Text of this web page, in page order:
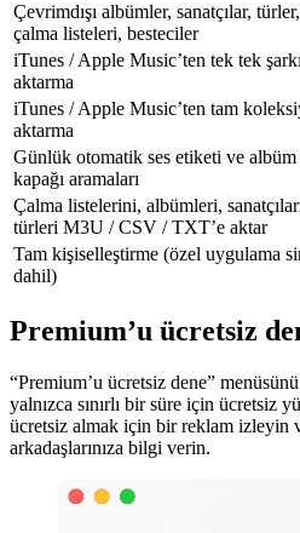
Çevrimdışı albümler, sanatçılar, türler,
çalma listeleri, besteciler
iTunes / Apple Music’ten tek tek
aktarma
iTunes / Apple Music’ten tam
aktarma
Günlük otomatik ses etiketi ve albüm
kapağı aramaları
Çalma listelerini, albümleri,
türleri M3U / CSV / TXT’e aktar
Tam kişiselleştirme (özel uygulama
dahil)
Premium’u ücretsiz
“Premium’u ücretsiz dene”
yalnızca sınırlı bir süre için ücretsiz
ücretsiz almak için bir reklam izleyin
arkadaşlarınıza bilgi verin.